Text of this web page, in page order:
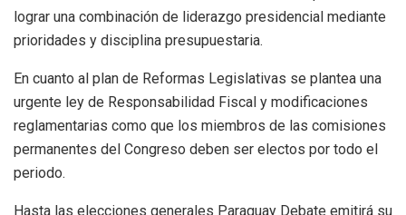
lograr una combinación de liderazgo presidencial mediante
prioridades y disciplina presupuestaria.
En cuanto al plan de Reformas Legislativas se plantea una
urgente ley de Responsabilidad Fiscal y modificaciones
reglamentarias como que los miembros de las comisiones
permanentes del Congreso deben ser electos por todo el
periodo.
Hasta las elecciones generales Paraguay Debate emitirá su